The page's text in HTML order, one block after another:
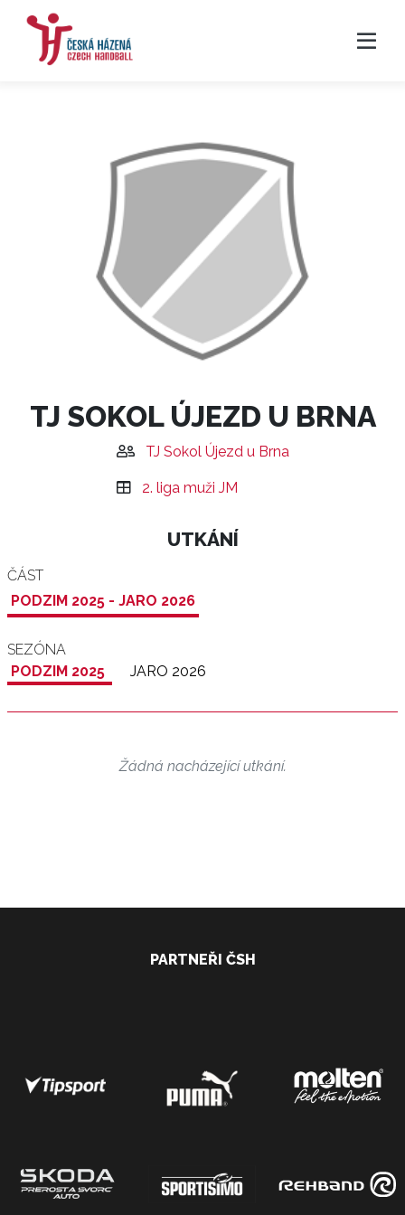
TJ SOKOL ÚJEZD U BRNA
TJ Sokol Újezd u Brna
2. liga muži JM
UTKÁNÍ
ČÁST
PODZIM 2025 - JARO 2026
SEZÓNA
PODZIM 2025
JARO 2026
Žádná nacházející utkání.
PARTNEŘI ČSH